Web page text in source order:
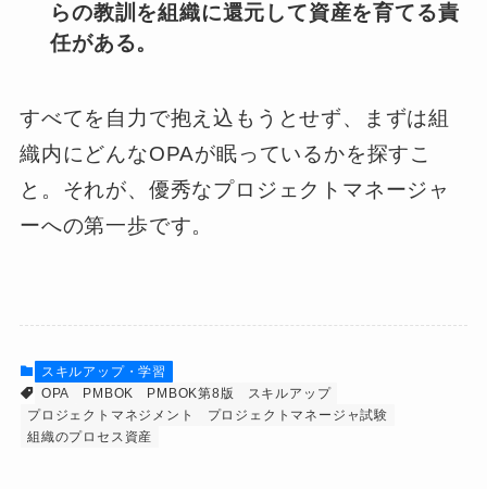
らの教訓を組織に還元して資産を育てる責
任がある。
すべてを自力で抱え込もうとせず、まずは組
織内にどんなOPAが眠っているかを探すこ
と。それが、優秀なプロジェクトマネージャ
ーへの第一歩です。
スキルアップ・学習
OPA
PMBOK PMBOK第8版
スキルアップ
プロジェクトマネジメント
プロジェクトマネージャ試験
組織のプロセス資産